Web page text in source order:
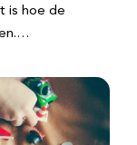
is hoe de